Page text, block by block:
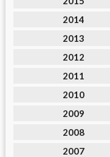
2014
2013
2012
2011
2010
2009
2008
2007